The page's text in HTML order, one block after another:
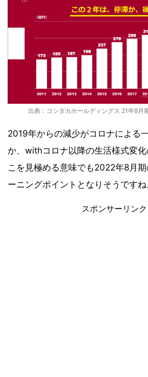
出典：コシダカホールディングス 21年8月
2019年からの減少がコロナによる
か、withコロナ以降の生活様式変
こを見極める意味でも2022年8月
ーニングポイントとなりそうですね
スポンサーリンク